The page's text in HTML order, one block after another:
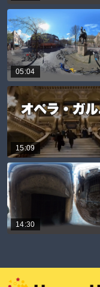
05:04
15:09
14:30